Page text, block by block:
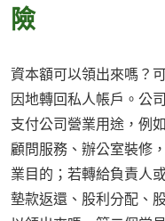
險
資本額可以領出來嗎？
因地轉回私人帳戶。公
支付公司營業用途，例
顧問服務、辦公室裝修
業目的；若轉給負責人
墊款返還、股利分配、